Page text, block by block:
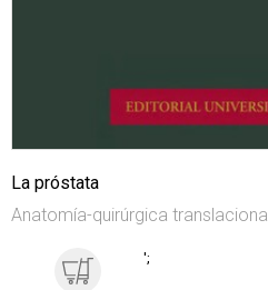
La próstata
Anatomía-quirúrgica translacional
';